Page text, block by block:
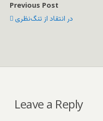
Previous Post
در انتقاد از تنگ‌نظری
Leave a Reply